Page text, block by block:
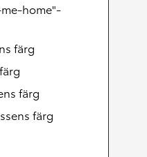
home"-
färg
färg
färg